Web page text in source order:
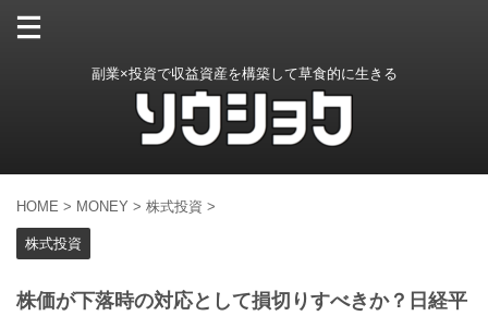
副業×投資で収益資産を構築して草食的に生きる
HOME > MONEY > 株式投資 >
株式投資
株価が下落時の対応として損切りすべきか？日経平